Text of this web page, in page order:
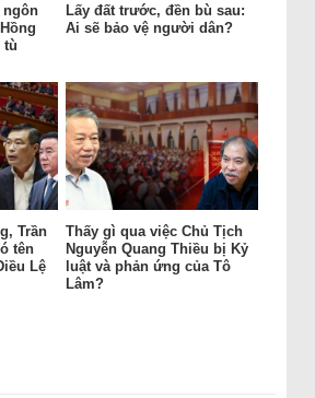
ngôn
tù
Lấy đất trước, đền bù sau:
Ai sẽ bảo vệ người dân?
Trần
tên
Lệ
Thấy gì qua việc Chủ Tịch
Nguyễn Quang Thiều bị Kỷ
luật và phản ứng của Tô
Lâm?